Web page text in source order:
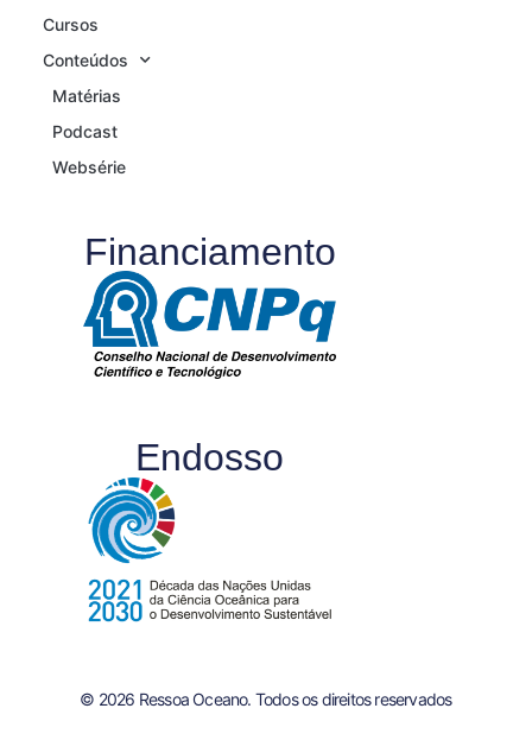
Cursos
Conteúdos
Matérias
Podcast
Websérie
Financiamento
Endosso
© 2026 Ressoa Oceano. Todos os direitos reservados